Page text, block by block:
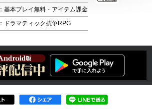
：基本プレイ無料・アイテム課金
：ドラマティック抗争RPG